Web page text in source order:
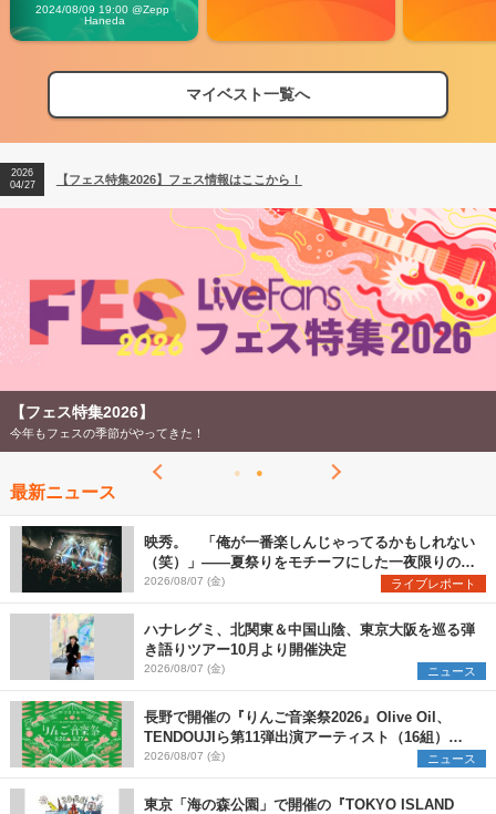
Vibes
2024/08/09 19:00 @Zepp
Haneda
マイベスト一覧へ
【フェス特集2026】フェス情報はここから！
【ライブ動員ランキング】2026年上半期編発表！
2026
04/27
【フェス特集2026】フェス情報はここから！
2026
【ライブ動員ランキング】2026年上半期編発表！
【フェス特集2026】
今年もフェスの季節がやってきた！
最新ニュース
映秀。 「俺が一番楽しんじゃってるかもしれない
（笑）」――夏祭りをモチーフにした一夜限りのス
ペシャルライブ『色祭』レポート
2026/08/07 (金) ライブレポート
ハナレグミ、北関東＆中国山陰、東京大阪を巡る弾
き語りツアー10月より開催決定
2026/08/07 (金) ニュース
長野で開催の『りんご音楽祭2026』Olive Oil、
TENDOUJIら第11弾出演アーティスト（16組）を
発表
2026/08/07 (金) ニュース
東京「海の森公園」で開催の『TOKYO ISLAND